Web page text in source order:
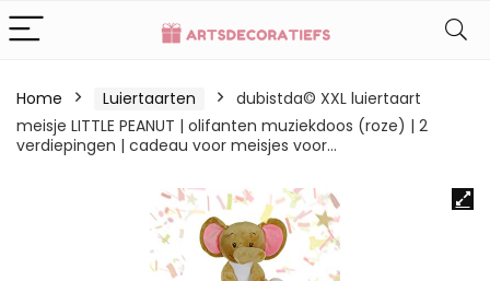
Home Luiertaarten
dubistda© XXL luiertaart
meisje LITTLE PEANUT | olifanten muziekdoos (roze) | 2
verdiepingen | cadeau voor meisjes voor…